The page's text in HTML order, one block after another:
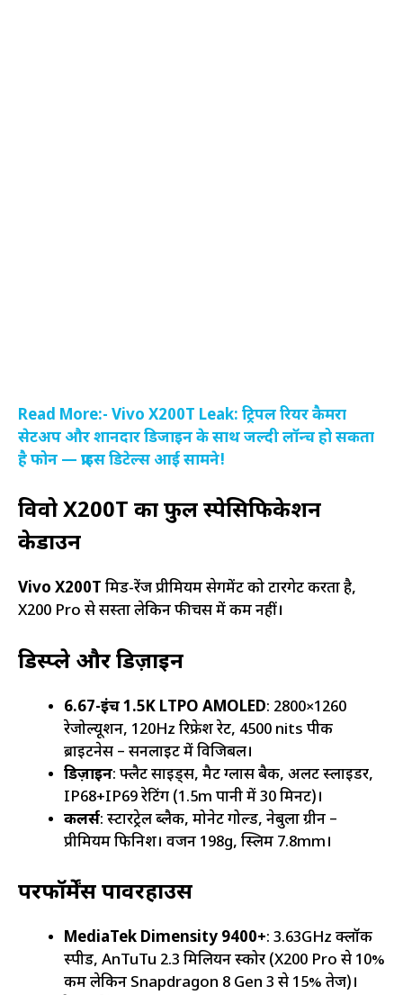
Read More:- Vivo X200T Leak: ट्रिपल रियर कैमरा
सेटअप और शानदार डिजाइन के साथ जल्दी लॉन्च हो सकता
है फोन — प्राइस डिटेल्स आई सामने!
विवो X200T का फुल स्पेसिफिकेशन
ब्रेकडाउन
Vivo X200T मिड-रेंज प्रीमियम सेगमेंट को टारगेट करता है,
X200 Pro से सस्ता लेकिन फीचर्स में कम नहीं।
डिस्प्ले और डिज़ाइन
6.67-इंच 1.5K LTPO AMOLED: 2800×1260
रेजोल्यूशन, 120Hz रिफ्रेश रेट, 4500 nits पीक
ब्राइटनेस – सनलाइट में विजिबल।
डिज़ाइन: फ्लैट साइड्स, मैट ग्लास बैक, अलर्ट स्लाइडर,
IP68+IP69 रेटिंग (1.5m पानी में 30 मिनट)।
कलर्स: स्टारट्रेल ब्लैक, मोनेट गोल्ड, नेबुला ग्रीन –
प्रीमियम फिनिश। वजन 198g, स्लिम 7.8mm।
परफॉर्मेंस पावरहाउस
MediaTek Dimensity 9400+: 3.63GHz क्लॉक
स्पीड, AnTuTu 2.3 मिलियन स्कोर (X200 Pro से 10%
कम लेकिन Snapdragon 8 Gen 3 से 15% तेज)।